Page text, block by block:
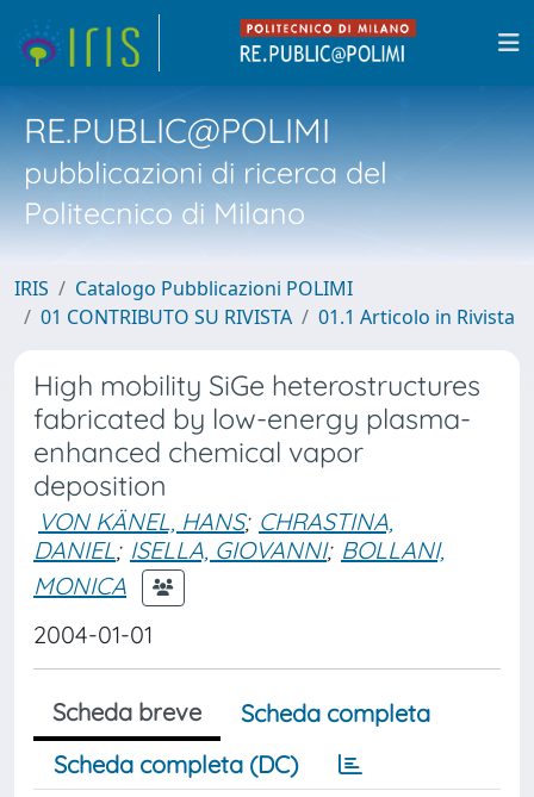
RE.PUBLIC@POLIMI
pubblicazioni di ricerca del
Politecnico di Milano
IRIS
Catalogo Pubblicazioni POLIMI
01 CONTRIBUTO SU RIVISTA
01.1 Articolo in Rivista
High mobility SiGe heterostructures
fabricated by low-energy plasma-
enhanced chemical vapor
deposition
VON KÄNEL, HANS; CHRASTINA,
DANIEL; ISELLA, GIOVANNI; BOLLANI,
MONICA
2004-01-01
Scheda breve
Scheda completa
Scheda completa (DC)